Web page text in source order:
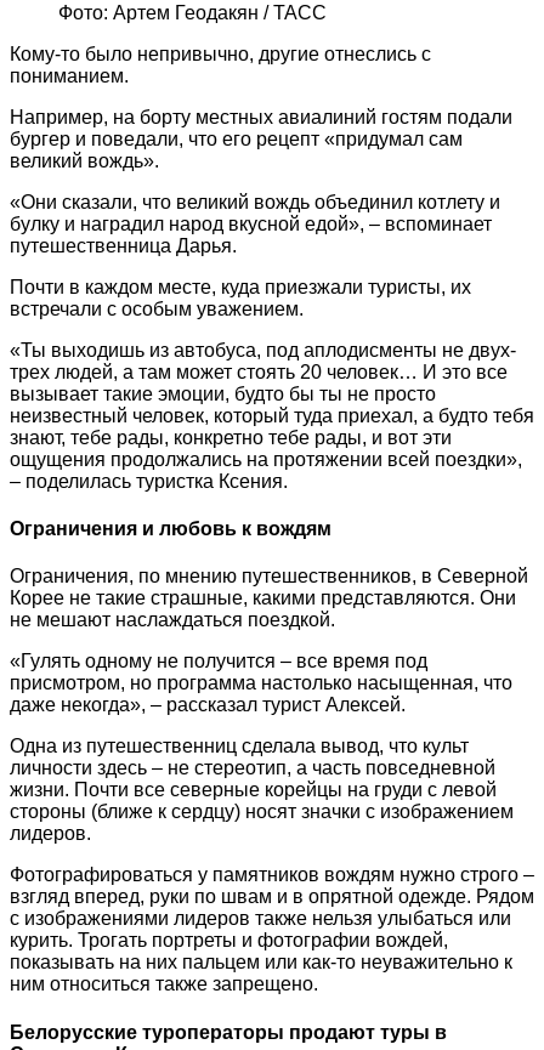
Фото: Артем Геодакян / ТАСС
Кому-то было непривычно, другие отнеслись с
пониманием.
Например, на борту местных авиалиний гостям подали
бургер и поведали, что его рецепт «придумал сам
великий вождь».
«Они сказали, что великий вождь объединил котлету и
булку и наградил народ вкусной едой», – вспоминает
путешественница Дарья.
Почти в каждом месте, куда приезжали туристы, их
встречали с особым уважением.
«Ты выходишь из автобуса, под аплодисменты не двух-
трех людей, а там может стоять 20 человек… И это все
вызывает такие эмоции, будто бы ты не просто
неизвестный человек, который туда приехал, а будто тебя
знают, тебе рады, конкретно тебе рады, и вот эти
ощущения продолжались на протяжении всей поездки»,
– поделилась туристка Ксения.
Ограничения и любовь к вождям
Ограничения, по мнению путешественников, в Северной
Корее не такие страшные, какими представляются. Они
не мешают наслаждаться поездкой.
«Гулять одному не получится – все время под
присмотром, но программа настолько насыщенная, что
даже некогда», – рассказал турист Алексей.
Одна из путешественниц сделала вывод, что культ
личности здесь – не стереотип, а часть повседневной
жизни. Почти все северные корейцы на груди с левой
стороны (ближе к сердцу) носят значки с изображением
лидеров.
Фотографироваться у памятников вождям нужно строго –
взгляд вперед, руки по швам и в опрятной одежде. Рядом
с изображениями лидеров также нельзя улыбаться или
курить. Трогать портреты и фотографии вождей,
показывать на них пальцем или как-то неуважительно к
ним относиться также запрещено.
Белорусские туроператоры продают туры в